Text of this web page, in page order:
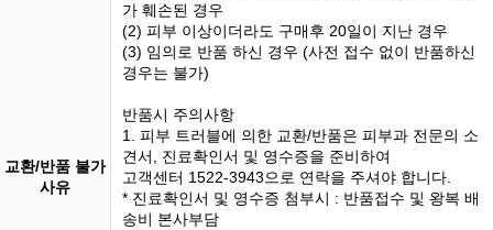
교환/반품 불가
사유
가 훼손된 경우
(2) 피부 이상이더라도 구매후 20일이 지난 경우
(3) 임의로 반품 하신 경우 (사전 접수 없이 반품하신
경우는 불가)
반품시 주의사항
1. 피부 트러블에 의한 교환/반품은 피부과 전문의 소
견서, 진료확인서 및 영수증을 준비하여
고객센터 1522-3943으로 연락을 주셔야 합니다.
* 진료확인서 및 영수증 첨부시 : 반품접수 및 왕복 배
송비 본사부담